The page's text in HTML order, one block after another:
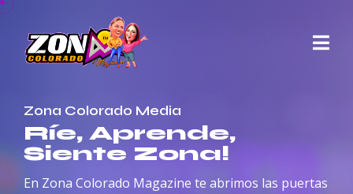
Zona Colorado Media
Ríe, Aprende,
Siente Zona!
En Zona Colorado Magazine te abrimos las puertas